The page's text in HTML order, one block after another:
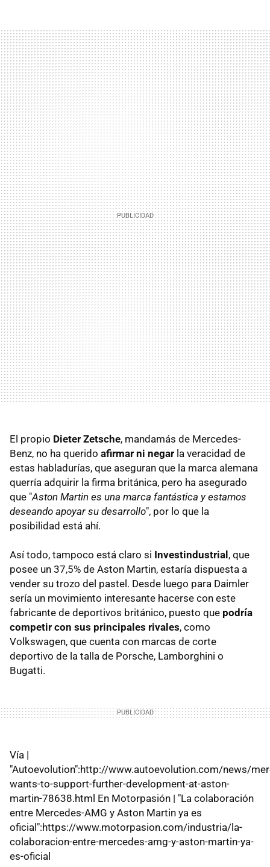
El propio Dieter Zetsche, mandamás de Mercedes-
Benz, no ha querido afirmar ni negar la veracidad de
estas habladurías, que aseguran que la marca alemana
querría adquirir la firma británica, pero ha asegurado
que "Aston Martin es una marca fantástica y estamos
deseando apoyar su desarrollo", por lo que la
posibilidad está ahí.
Así todo, tampoco está claro si Investindustrial , que
posee un 37,5% de Aston Martin, estaría dispuesta a
vender su trozo del pastel. Desde luego para Daimler
sería un movimiento interesante hacerse con este
fabricante de deportivos británico, puesto que podría
competir con sus principales rivales, como
Volkswagen, que cuenta con marcas de corte
deportivo de la talla de Porsche, Lamborghini o
Bugatti.
Vía |
"Autoevolution":http://www.autoevolution.com/news/
wants-to-support-further-development-at-aston-
martin-78638.html En Motorpasión | "La colaboración
entre Mercedes-AMG y Aston Martin ya es
oficial":https://www.motorpasion.com/industria/la-
colaboracion-entre-mercedes-amg-y-aston-martin-ya-
es-oficial